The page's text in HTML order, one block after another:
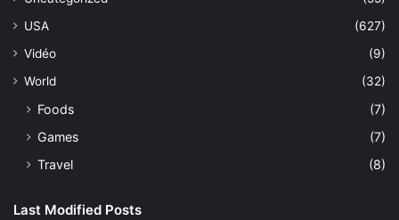
USA
(627)
Vidéo
(9)
World
(32)
Foods
(7)
Games
(7)
Travel
(8)
Last Modified Posts